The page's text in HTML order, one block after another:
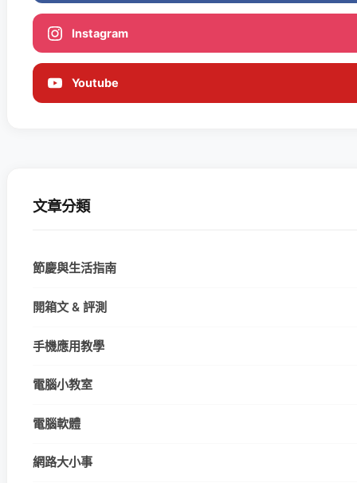
Instagram
Youtube
文章分類
節慶與生活指南
開箱文 & 評測
手機應用教學
電腦小教室
電腦軟體
網路大小事